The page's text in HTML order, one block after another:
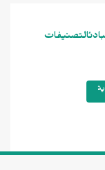
التصنيفات